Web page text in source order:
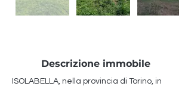
Descrizione immobile
ISOLABELLA, nella provincia di Torino, in